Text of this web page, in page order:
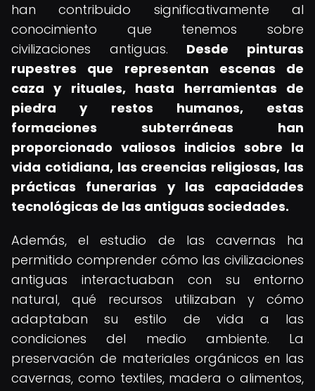
han contribuido significativamente al
conocimiento que tenemos sobre
civilizaciones antiguas. Desde pinturas
rupestres que representan escenas de
caza y rituales, hasta herramientas de
piedra y restos humanos, estas
formaciones subterráneas han
proporcionado valiosos indicios sobre la
vida cotidiana, las creencias religiosas, las
prácticas funerarias y las capacidades
tecnológicas de las antiguas sociedades.
Además, el estudio de las cavernas ha
permitido comprender cómo las civilizaciones
antiguas interactuaban con su entorno
natural, qué recursos utilizaban y cómo
adaptaban su estilo de vida a las
condiciones del medio ambiente. La
preservación de materiales orgánicos en las
cavernas, como textiles, madera o alimentos,